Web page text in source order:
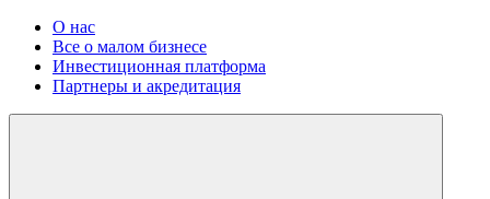
О нас
Все о малом бизнесе
Инвестиционная платформа
Партнеры и акредитация